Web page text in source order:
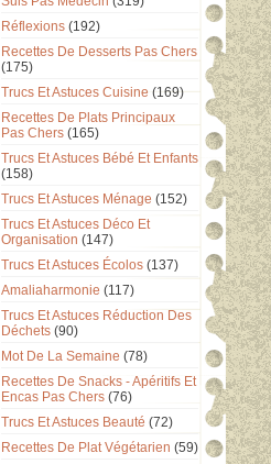
Réflexions (192)
Recettes De Desserts Pas Chers
(175)
Trucs Et Astuces Cuisine (169)
Recettes De Plats Principaux
Pas Chers (165)
Trucs Et Astuces Bébé Et Enfants
(158)
Trucs Et Astuces Ménage (152)
Trucs Et Astuces Déco Et
Organisation (147)
Trucs Et Astuces Écolos (137)
Amaliaharmonie (117)
Trucs Et Astuces Réduction Des
Déchets (90)
Mot De La Semaine (78)
Recettes De Snacks - Apéritifs Et
Encas Pas Chers (76)
Trucs Et Astuces Beauté (72)
Recettes De Plat Végétarien (59)